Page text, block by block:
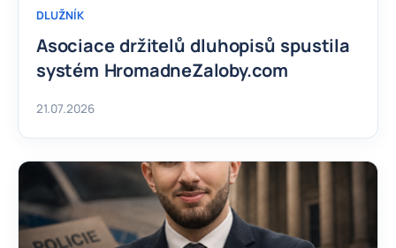
DLUŽNÍK
Asociace držitelů dluhopisů spustila
systém HromadneZaloby.com
21.07.2026